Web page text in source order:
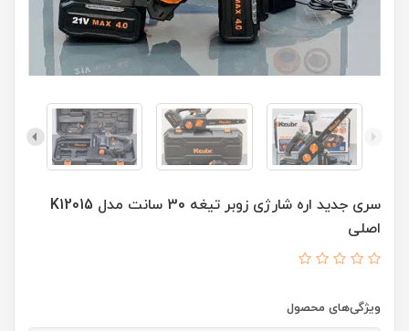
سری جدید اره شارژی زوبر تیغه 30 سانت مدل K12015
اصلی
ویژگی‌های محصول